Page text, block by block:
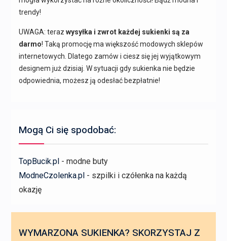
trendy!
UWAGA: teraz wysyłka i zwrot każdej sukienki są za
darmo! Taką promocję ma większość modowych sklepów
internetowych. Dlatego zamów i ciesz się jej wyjątkowym
designem już dzisiaj. W sytuacji gdy sukienka nie będzie
odpowiednia, możesz ją odesłać bezpłatnie!
Mogą Ci się spodobać:
TopBucik.pl - modne buty
ModneCzolenka.pl - szpilki i czółenka na każdą
okazję
WYMARZONA SUKIENKA? SKORZYSTAJ Z